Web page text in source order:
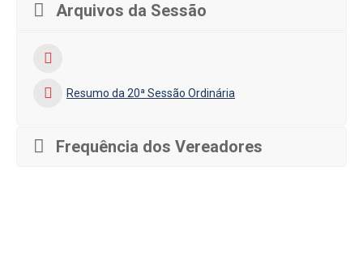
Arquivos da Sessão
Resumo da 20ª Sessão Ordinária
Frequência dos Vereadores